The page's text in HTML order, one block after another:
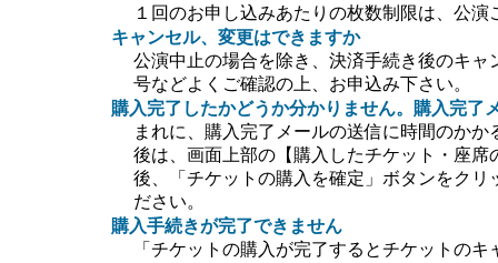
１回のお申し込みあたりの枚数制限は、公演
キャンセル、変更はできますか
公演中止の場合を除き、決済手続き後のキ
号などよくご確認の上、お申込み下さい。
購入完了したかどうか分かりません。購入完了
まれに、購入完了メールの送信に時間のか
後は、画面上部の【購入したチケット・座
後、「チケットの購入を確定」ボタンをク
ださい。
購入手続きが完了できません
「チケットの購入が完了するとチケットの